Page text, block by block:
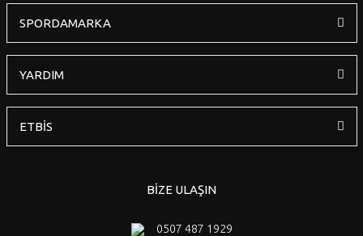
SPORDAMARKA
YARDIM
ETBİS
BİZE ULAŞIN
0507 487 1929